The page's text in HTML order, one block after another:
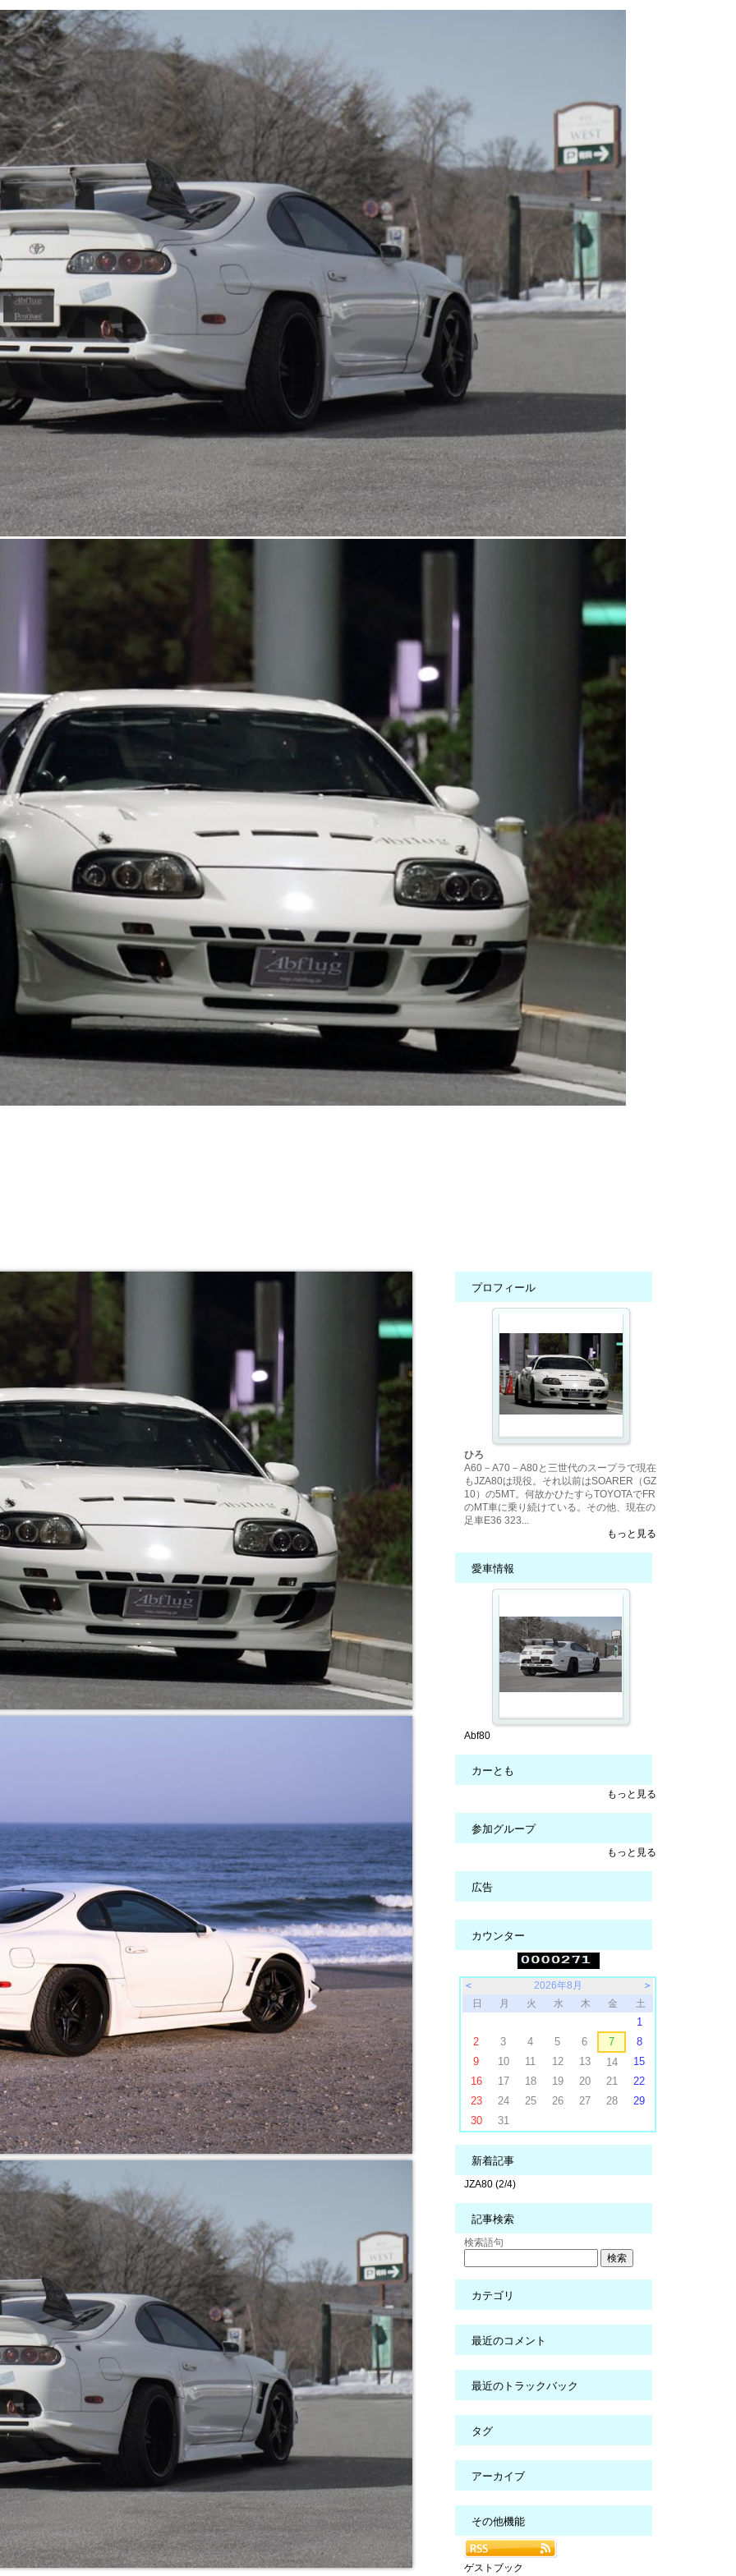
プロフィール
ひろ
A60－A70－A80と三世代のスープラで現在
もJZA80は現役。それ以前はSOARER（GZ
10）の5MT。何故かひたすらTOYOTAでFR
のMT車に乗り続けている。その他、現在の
足車E36 323...
もっと見る
愛車情報
Abf80
カーとも
もっと見る
参加グループ
もっと見る
広告
カウンター
＜ 2026年8月
＞
日
月 火 水 木 金 土
1
2
3 4 5 6 7
8
9
10 11 12 13 14
15
16
17 18 19 20 21
22
23
24 25 26 27 28
29
30
31
新着記事
JZA80 (2/4)
記事検索
検索語句
カテゴリ
最近のコメント
最近のトラックバック
タグ
アーカイブ
その他機能
ゲストブック